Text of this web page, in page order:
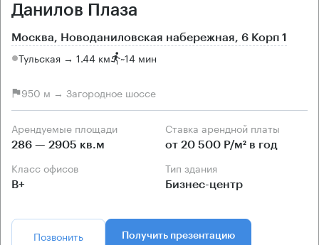
Данилов Плаза
Москва, Новоданиловская набережная, 6 Корп 1
Тульская → 1.44 км ~14 мин
950 м → Загородное шоссе
Арендуемые площади
286 — 2905 кв.м
Ставка арендной платы
от 20 500 Р/м² в год
Класс офисов
B+
Тип здания
Бизнес-центр
Позвонить Получить презентацию